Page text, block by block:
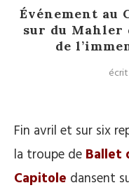
Événement au
sur du Mahler
de
Fin avril et sur six
la troupe de Ballet
Capitole dansent